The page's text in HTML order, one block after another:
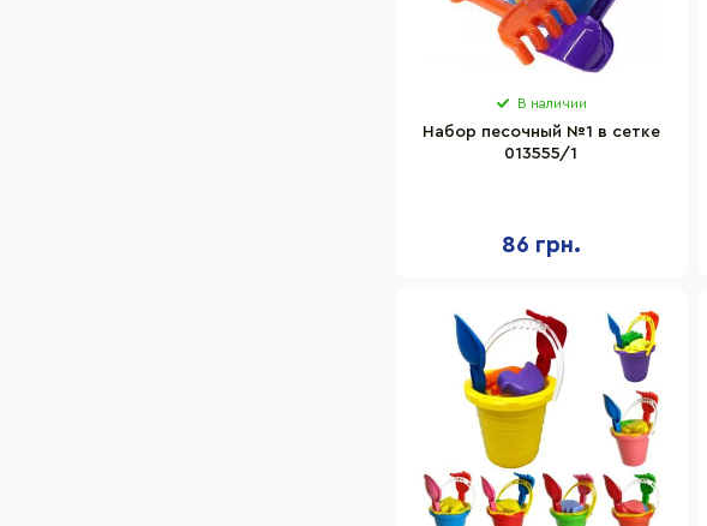
В наличии
Набор песочный №1 в сетке
013555/1
86 грн.